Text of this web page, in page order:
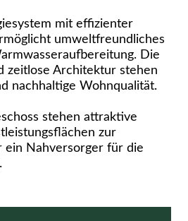
mit effizienter
umweltfreundliches
Die
zeitlose Architektur stehen
nachhaltige Wohnqualität.
stehen attraktive
zur
ein Nahversorger für die